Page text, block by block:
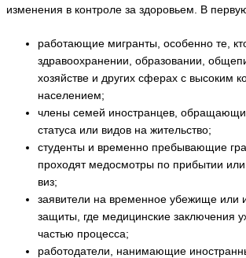
изменения в контроле за здоровьем. В
работающие мигранты, особенно те,
здравоохранении, образовании,
хозяйстве и других сферах с высоким
населением;
члены семей иностранцев,
статуса или видов на жительство;
студенты и временно пребывающие
проходят медосмотры по прибытии
виз;
заявители на временное убежище
защиты, где медицинские заключения
частью процесса;
работодатели, нанимающие